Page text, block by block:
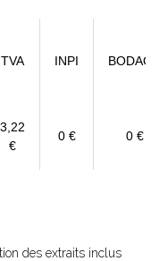
TVA INPI
3,22
€
0 € 0 €
des extraits inclus